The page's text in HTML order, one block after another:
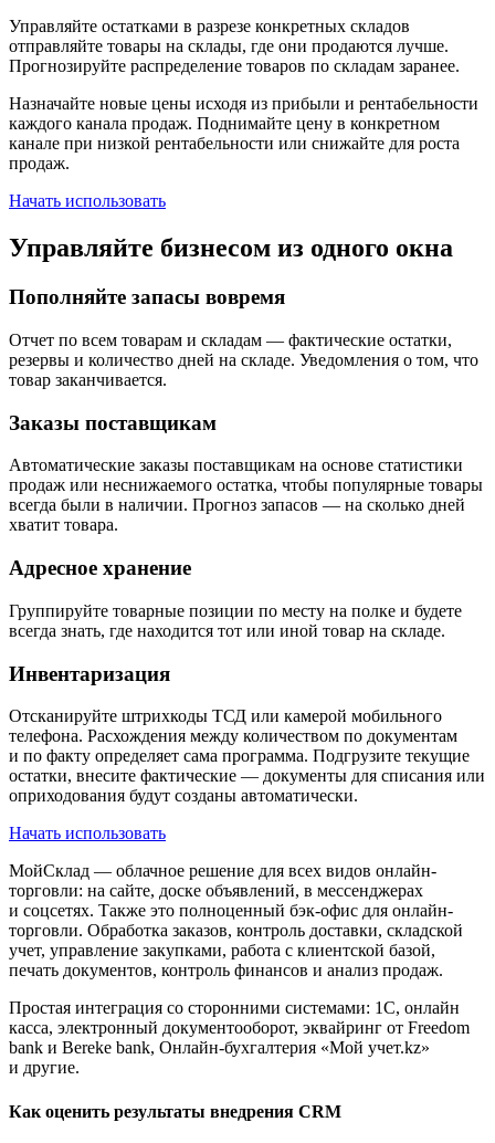
Управляйте остатками в разрезе конкретных складов
отправляйте товары на склады, где они продаются лучше.
Прогнозируйте распределение товаров по складам заранее.
Назначайте новые цены исходя из прибыли и рентабельности
каждого канала продаж. Поднимайте цену в конкретном
канале при низкой рентабельности или снижайте для роста
продаж.
Начать использовать
Управляйте бизнесом из одного окна
Пополняйте запасы вовремя
Отчет по всем товарам и складам — фактические остатки,
резервы и количество дней на складе. Уведомления о том, что
товар заканчивается.
Заказы поставщикам
Автоматические заказы поставщикам на основе статистики
продаж или неснижаемого остатка, чтобы популярные товары
всегда были в наличии. Прогноз запасов — на сколько дней
хватит товара.
Адресное хранение
Группируйте товарные позиции по месту на полке и будете
всегда знать, где находится тот или иной товар на складе.
Инвентаризация
Отсканируйте штрихкоды ТСД или камерой мобильного
телефона. Расхождения между количеством по документам
и по факту определяет сама программа. Подгрузите текущие
остатки, внесите фактические — документы для списания или
оприходования будут созданы автоматически.
Начать использовать
МойСклад — облачное решение для всех видов онлайн-
торговли: на сайте, доске объявлений, в мессенджерах
и соцсетях. Также это полноценный бэк-офис для онлайн-
торговли. Обработка заказов, контроль доставки, складской
учет, управление закупками, работа с клиентской базой,
печать документов, контроль финансов и анализ продаж.
Простая интеграция со сторонними системами: 1С, онлайн
касса, электронный документооборот, эквайринг от Freedom
bank и Bereke bank, Онлайн-бухгалтерия «Мой учет.kz»
и другие.
Как оценить результаты внедрения CRM